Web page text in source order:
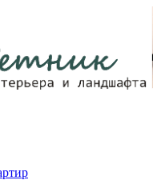
и обустройство дома.